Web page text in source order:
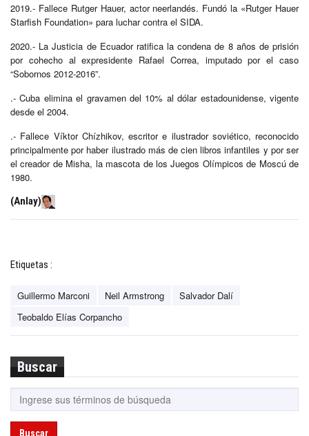
2019.- Fallece Rutger Hauer, actor neerlandés. Fundó la «Rutger Hauer
Starfish Foundation» para luchar contra el SIDA.
2020.- La Justicia de Ecuador ratifica la condena de 8 años de prisión
por cohecho al expresidente Rafael Correa, imputado por el caso
“Sobornos 2012-2016”.
.- Cuba elimina el gravamen del 10% al dólar estadounidense, vigente
desde el 2004.
.- Fallece Víktor Chízhikov, escritor e ilustrador soviético, reconocido
principalmente por haber ilustrado más de cien libros infantiles y por ser
el creador de Misha, la mascota de los Juegos Olímpicos de Moscú de
1980.
(Anlay)
Etiquetas :
Guillermo Marconi Neil Armstrong
Salvador Dalí
Teobaldo Elías Corpancho
Buscar
Buscar